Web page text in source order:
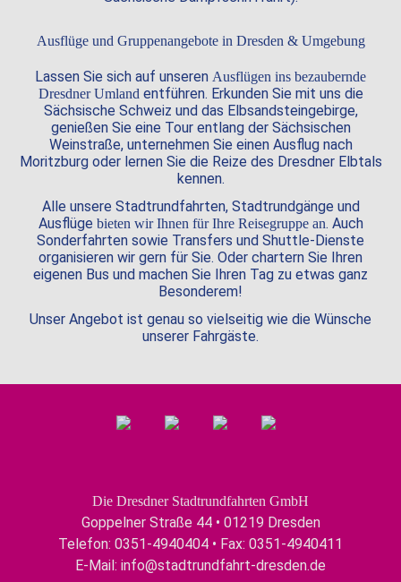
Ausflüge und Gruppenangebote in Dresden & Umgebung
Lassen Sie sich auf unseren Ausflügen ins bezaubernde
Dresdner Umland entführen. Erkunden Sie mit uns die
Sächsische Schweiz und das Elbsandsteingebirge,
genießen Sie eine Tour entlang der Sächsischen
Weinstraße, unternehmen Sie einen Ausflug nach
Moritzburg oder lernen Sie die Reize des Dresdner Elbtals
kennen.
Alle unsere Stadtrundfahrten, Stadtrundgänge und
Ausflüge bieten wir Ihnen für Ihre Reisegruppe an. Auch
Sonderfahrten sowie Transfers und Shuttle-Dienste
organisieren wir gern für Sie. Oder chartern Sie Ihren
eigenen Bus und machen Sie Ihren Tag zu etwas ganz
Besonderem!
Unser Angebot ist genau so vielseitig wie die Wünsche
unserer Fahrgäste.
Die Dresdner Stadtrundfahrten GmbH
Goppelner Straße 44 • 01219 Dresden
Telefon: 0351-4940404 • Fax: 0351-4940411
E-Mail: info@stadtrundfahrt-dresden.de